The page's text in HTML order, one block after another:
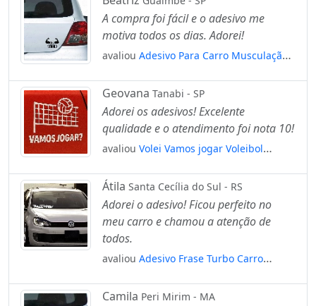
A compra foi fácil e o adesivo me
motiva todos os dias. Adorei!
avaliou Adesivo Para Carro Musculação
Geovana Tanabi - SP
Adorei os adesivos! Excelente
qualidade e o atendimento foi nota 10!
avaliou Volei Vamos jogar Voleibol
Átila Santa Cecília do Sul - RS
Adorei o adesivo! Ficou perfeito no
meu carro e chamou a atenção de
todos.
avaliou Adesivo Frase Turbo Carro
Mod:3808
Camila Peri Mirim - MA